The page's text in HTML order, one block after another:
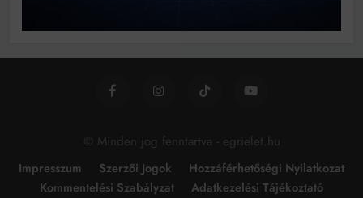
© Minden jog fenntartva - egrielet.hu
Impresszum Szerzői Jogok
Hozzáférhetőségi Nyilatkozat
Kommentelési Szabályzat
Adatkezelési Tájékoztató